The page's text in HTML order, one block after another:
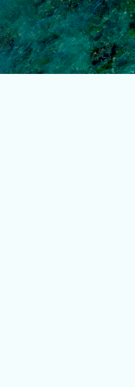
principal